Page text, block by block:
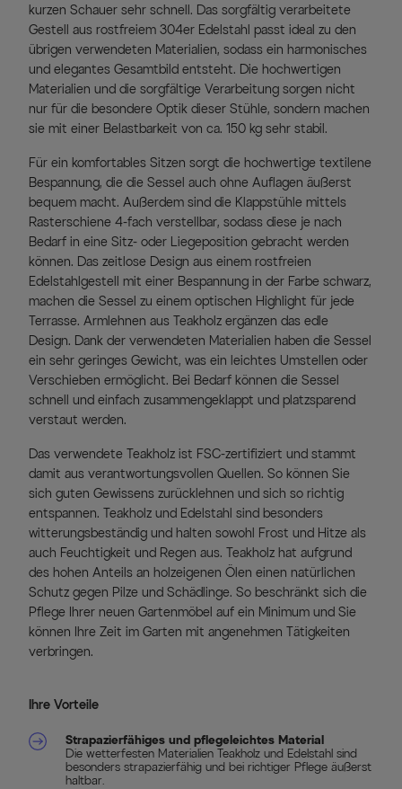
kurzen Schauer sehr schnell. Das sorgfältig verarbeitete
Gestell aus rostfreiem 304er Edelstahl passt ideal zu den
übrigen verwendeten Materialien, sodass ein harmonisches
und elegantes Gesamtbild entsteht. Die hochwertigen
Materialien und die sorgfältige Verarbeitung sorgen nicht
nur für die besondere Optik dieser Stühle, sondern machen
sie mit einer Belastbarkeit von ca. 150 kg sehr stabil.
Für ein komfortables Sitzen sorgt die hochwertige textilene
Bespannung, die die Sessel auch ohne Auflagen äußerst
bequem macht. Außerdem sind die Klappstühle mittels
Rasterschiene 4-fach verstellbar, sodass diese je nach
Bedarf in eine Sitz- oder Liegeposition gebracht werden
können. Das zeitlose Design aus einem rostfreien
Edelstahlgestell mit einer Bespannung in der Farbe schwarz,
machen die Sessel zu einem optischen Highlight für jede
Terrasse. Armlehnen aus Teakholz ergänzen das edle
Design. Dank der verwendeten Materialien haben die Sessel
ein sehr geringes Gewicht, was ein leichtes Umstellen oder
Verschieben ermöglicht. Bei Bedarf können die Sessel
schnell und einfach zusammengeklappt und platzsparend
verstaut werden.
Das verwendete Teakholz ist FSC-zertifiziert und stammt
damit aus verantwortungsvollen Quellen. So können Sie
sich guten Gewissens zurücklehnen und sich so richtig
entspannen. Teakholz und Edelstahl sind besonders
witterungsbeständig und halten sowohl Frost und Hitze als
auch Feuchtigkeit und Regen aus. Teakholz hat aufgrund
des hohen Anteils an holzeigenen Ölen einen natürlichen
Schutz gegen Pilze und Schädlinge. So beschränkt sich die
Pflege Ihrer neuen Gartenmöbel auf ein Minimum und Sie
können Ihre Zeit im Garten mit angenehmen Tätigkeiten
verbringen.
Ihre Vorteile
Strapazierfähiges und pflegeleichtes Material
Die wetterfesten Materialien Teakholz und Edelstahl sind
besonders strapazierfähig und bei richtiger Pflege äußerst
haltbar.